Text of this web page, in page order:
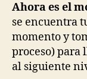
Ahora es el
se encuentra
momento y
proceso) para
al siguiente